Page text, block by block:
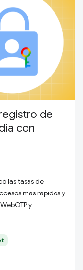
de
con
las tasas de
más rápidos y
y